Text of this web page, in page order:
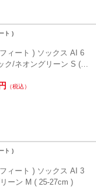
ト )
ィート ) ソックス AI 6
ク/ネオングリーン S (
（税込）
ト )
ィート ) ソックス AI 3
ーン M ( 25-27cm )